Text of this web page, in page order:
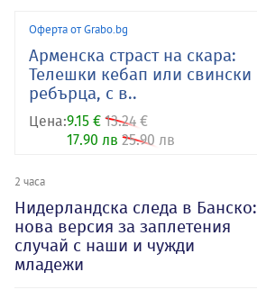
Оферта от Grabo.bg
Арменска страст на скара:
Телешки кебап или свински
ребърца, с в..
Цена:9.15 € 13.24 €
17.90 лв 25.90 лв
2 часа
Нидерландска следа в Банско:
нова версия за заплетения
случай с наши и чужди
младежи